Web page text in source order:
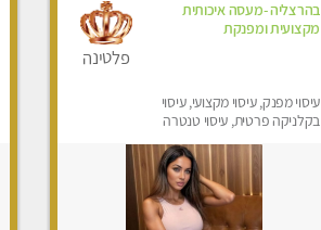
בהרצליה -מעסה איכותית
מקצועית ומפנקת
עיסוי מפנק, עיסוי מקצועי, עיסוי
בקלניקה פרטית, עיסוי טנטרה
פלטינה